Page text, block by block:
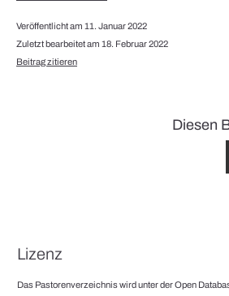
Veröffentlicht am 11. Januar 2022
Zuletzt bearbeitet am 18. Februar 2022
Beitrag zitieren
Diesen
Lizenz
Das Pastorenverzeichnis wird unter der Open